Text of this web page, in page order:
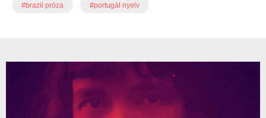
#brazil próza #portugál nyelv